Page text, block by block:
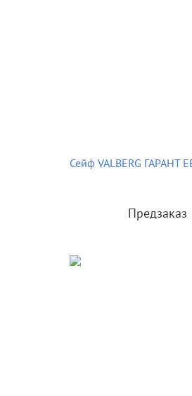
Сейф VALBERG ГАРАНТ
Предзаказ